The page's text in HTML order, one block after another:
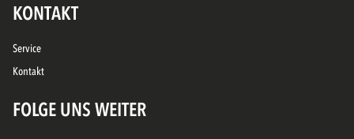
KONTAKT
Service
Kontakt
FOLGE UNS WEITER